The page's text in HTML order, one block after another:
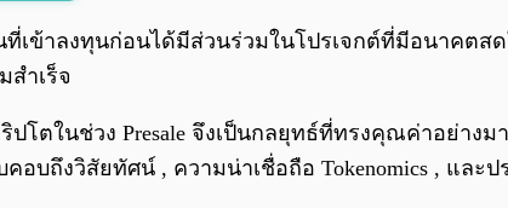
ที่เข้าลงทุนก่อนได้มีส่วนร่วมในโปรเจกต์ที่มีอนาคต
สำเร็จ
ปโตในช่วง Presale จึงเป็นกลยุทธ์ที่ทรงคุณค่าอย่าง
อบถึงวิสัยทัศน์ , ความน่าเชื่อถือ Tokenomics , และ